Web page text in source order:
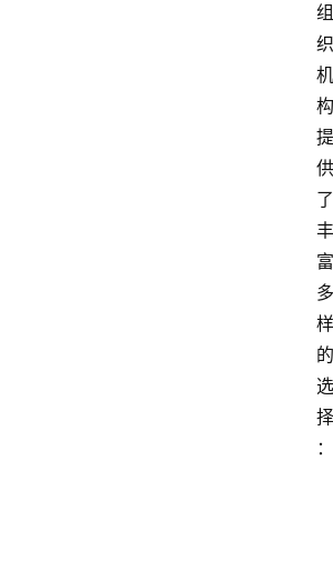
组
织
机
构
提
供
了
丰
富
多
样
的
选
择
：